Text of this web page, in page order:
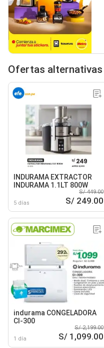
Ofertas alternativas
INDURAMA EXTRACTOR
INDURAMA 1.1LT 800W
5 días
S/ 449.00
S/ 249.00
indurama CONGELADORA
CI-300
1 día
S/ 2,199.00
S/ 1,099.00